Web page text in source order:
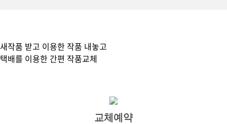
새작품 받고 이용한 작품 내놓고
택배를 이용한 간편 작품교체
교체예약